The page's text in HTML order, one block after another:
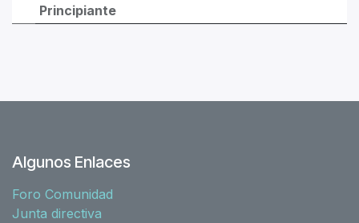
Principiante
Algunos Enlaces
Foro Comunidad
Junta directiva